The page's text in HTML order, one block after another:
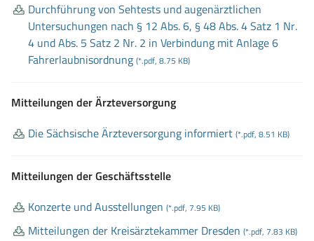
Durchführung von Sehtests und augenärztlichen
Untersuchungen nach § 12 Abs. 6, § 48 Abs. 4 Satz 1 Nr.
4 und Abs. 5 Satz 2 Nr. 2 in Verbindung mit Anlage 6
Fahrerlaubnisordnung (*.pdf, 8.75 KB)
Mitteilungen der Ärzteversorgung
Die Sächsische Ärzteversorgung informiert (*.pdf, 8.51 KB)
Mitteilungen der Geschäftsstelle
Konzerte und Ausstellungen (*.pdf, 7.95 KB)
Mitteilungen der Kreisärztekammer Dresden (*.pdf, 7.83 KB)